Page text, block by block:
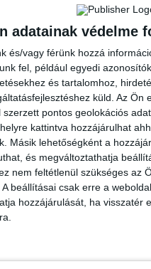
adatainak védelme
és/vagy férünk hozzá
fel, például egyedi
és tartalomhoz,
küld. Az Ön
pontos geolokációs
kattintva hozzájárulhat
Másik lehetőségként a
és megváltoztathatja
nem feltétlenül szükséges az
beállításai csak erre a
hozzájárulását, ha visszatér
ÚJ